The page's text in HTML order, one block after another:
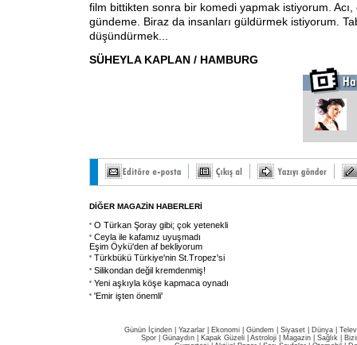
film bittikten sonra bir komedi yapmak istiyorum.
gündeme. Biraz da insanları güldürmek istiyorum.
düşündürmek...
SÜHEYLA KAPLAN / HAMBURG
DİĞER MAGAZİN HABERLERİ
O Türkan Şoray gibi; çok yetenekli
Ceyla ile kafamız uyuşmadı
Eşim Öykü'den af bekliyorum
Türkbükü Türkiye'nin St.Tropez'si
Silikondan değil kremdenmiş!
Yeni aşkıyla köşe kapmaca oynadı
'Emir işten önemli'
Günün İçinden Yazarlar Ekonomi Gündem Siyaset Dünya |
Spor
Günaydın Kapak Güzeli Astroloji Magazin Sağlık